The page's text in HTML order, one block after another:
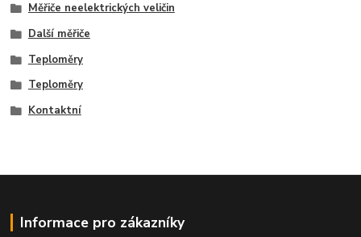
Měřiče neelektrických veličin
Další měřiče
Teploměry
Teploměry
Kontaktní
Informace pro zákazníky